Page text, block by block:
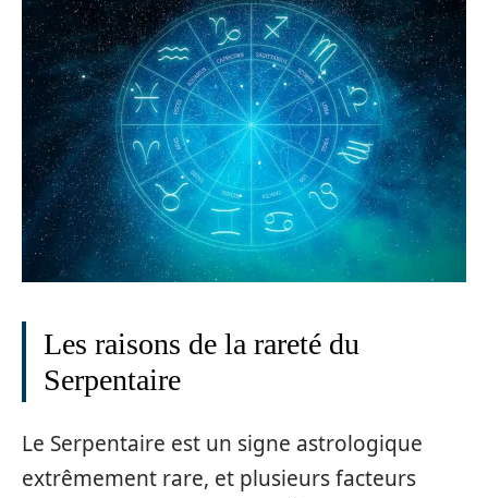
Les raisons de la rareté du
Serpentaire
Le Serpentaire est un signe astrologique
extrêmement rare, et plusieurs facteurs